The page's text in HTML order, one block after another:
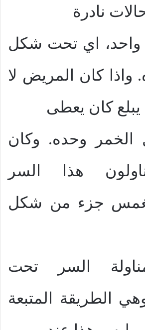
نادرة
اي تحت شكل
واذا كان المريض لا
كان يعطى
وحده. وكان
هذا السر
جزء من شكل
السر تحت
الطريقة المتبعة